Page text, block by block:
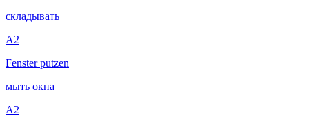
складывать
A2
Fenster putzen
мыть окна
A2